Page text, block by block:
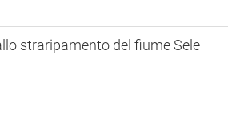
straripamento del fiume Sele